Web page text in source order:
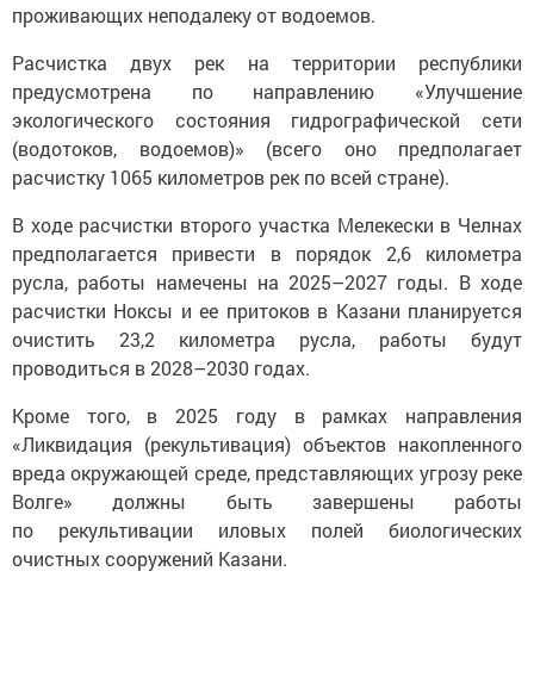
проживающих неподалеку от водоемов.
Расчистка двух рек на территории республики
предусмотрена по направлению «Улучшение
экологического состояния гидрографической сети
(водотоков, водоемов)» (всего оно предполагает
расчистку 1065 километров рек по всей стране).
В ходе расчистки второго участка Мелекески в Челнах
предполагается привести в порядок 2,6 километра
русла, работы намечены на 2025–2027 годы. В ходе
расчистки Ноксы и ее притоков в Казани планируется
очистить 23,2 километра русла, работы будут
проводиться в 2028–2030 годах.
Кроме того, в 2025 году в рамках направления
«Ликвидация (рекультивация) объектов накопленного
вреда окружающей среде, представляющих угрозу реке
Волге» должны быть завершены работы
по рекультивации иловых полей биологических
очистных сооружений Казани.